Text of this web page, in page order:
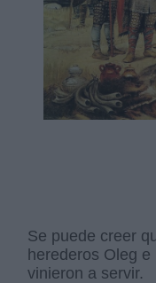
Se puede creer
herederos Oleg
vinieron a servir.